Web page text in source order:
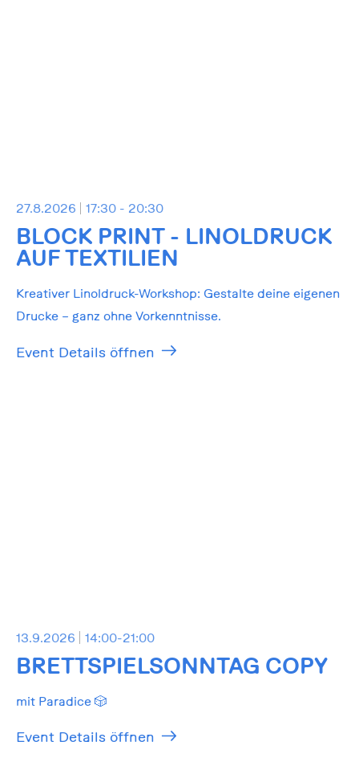
27.8.2026 17:30 - 20:30
BLOCK PRINT - LINOLDRUCK
AUF TEXTILIEN
Kreativer Linoldruck-Workshop: Gestalte deine eigenen
Drucke – ganz ohne Vorkenntnisse.
Event Details öffnen
13.9.2026 14:00-21:00
BRETTSPIELSONNTAG COPY
mit Paradice 🎲
Event Details öffnen